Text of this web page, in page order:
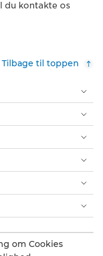
du kontakte os
Tilbage til toppen
om Cookies